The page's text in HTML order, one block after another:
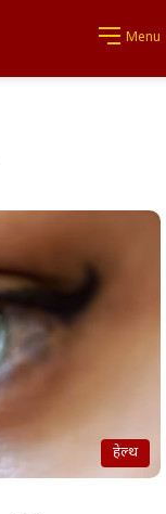
Menu
हेल्थ